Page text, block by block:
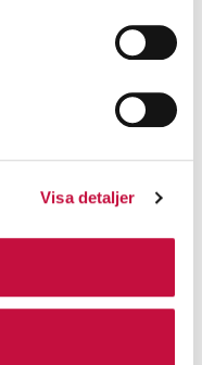
Visa detaljer